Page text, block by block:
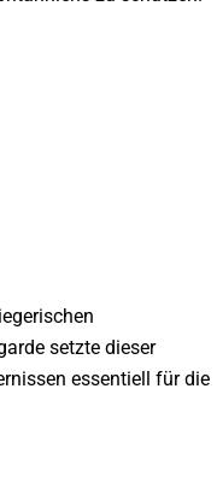
setzte dieser
essentiell für die